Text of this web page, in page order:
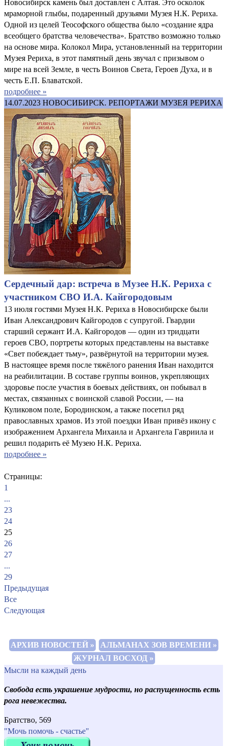
Новосибирск камень был доставлен с Алтая. Это осколок
мраморной глыбы, подаренный друзьями Музея Н.К. Рериха.
Одной из целей Теософского общества было «создание ядра
всеобщего братства человечества». Братство возможно только
на основе мира. Колокол Мира, установленный на территории
Музея Рериха, в этот памятный день звучал с призывом о
мире на всей Земле, в честь Воинов Света, Героев Духа, и в
честь Е.П. Блаватской.
подробнее »
14.07.2023 НОВОСИБИРСК. РЕПОРТАЖИ МУЗЕЯ РЕРИХА
Сердечный дар: встреча в Музее Н.К. Рериха с
участником СВО И.А. Кайгородовым
13 июля гостями Музея Н.К. Рериха в Новосибирске были
Иван Александрович Кайгородов с супругой. Гвардии
старший сержант И.А. Кайгородов — один из тридцати
героев СВО, портреты которых представлены на выставке
«Свет побеждает тьму», развёрнутой на территории музея.
В настоящее время после тяжёлого ранения Иван находится
на реабилитации. В составе группы воинов, укрепляющих
здоровье после участия в боевых действиях, он побывал в
местах, связанных с воинской славой России, — на
Куликовом поле, Бородинском, а также посетил ряд
православных храмов. Из этой поездки Иван привёз икону с
изображением Архангела Михаила и Архангела Гавриила и
решил подарить её Музею Н.К. Рериха.
подробнее »
Страницы:
1
...
23
24
25
26
27
...
29
Предыдущая
Все
Следующая
АРХИВ НОВОСТЕЙ »
АЛЬМАНАХ ЗОВ ВРЕМЕНИ »
ЖУРНАЛ ВОСХОД »
Мысли на каждый день
Свобода есть украшение мудрости, но распущенность есть
рога невежества.
Братство, 569
"Мочь помочь - счастье"